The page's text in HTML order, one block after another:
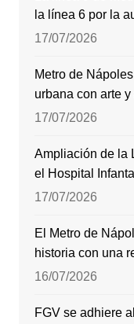
la línea 6 por la
17/07/2026
Metro de
urbana con arte
17/07/2026
Ampliación de la
el Hospital
17/07/2026
El Metro de
historia con una
16/07/2026
FGV se adhiere